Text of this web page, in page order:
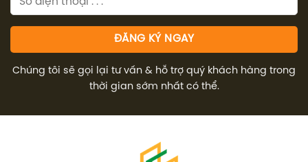
Chúng tôi sẽ gọi lại tư vấn & hỗ trợ quý khách hàng trong
thời gian sớm nhất có thể.